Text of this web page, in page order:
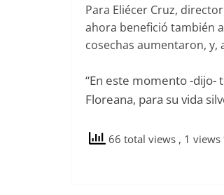
Para Eliécer Cruz,
ahora benefició también
cosechas aumentaron, y,
“En este momento -
Floreana, para su vida
66 total views , 1